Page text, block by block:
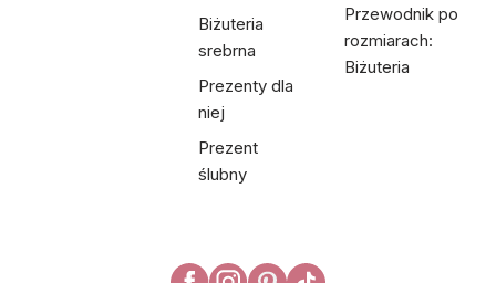
Biżuteria
srebrna
Prezenty dla
niej
Prezent
ślubny
Przewodnik po
rozmiarach:
Biżuteria